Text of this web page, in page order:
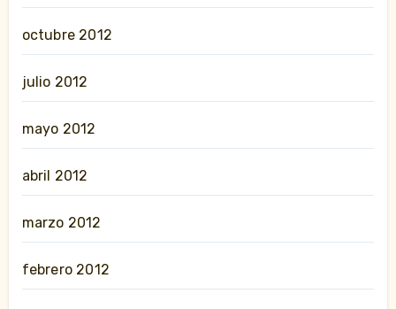
octubre 2012
julio 2012
mayo 2012
abril 2012
marzo 2012
febrero 2012